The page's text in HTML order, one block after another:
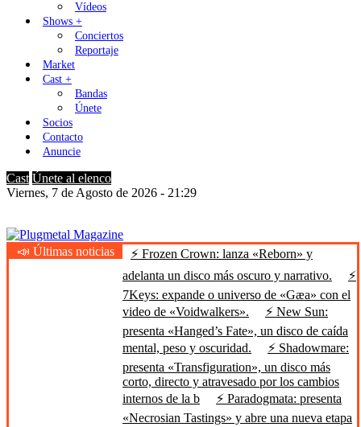
Vídeos
Shows +
Conciertos
Reportaje
Market
Cast +
Bandas
Únete
Socios
Contacto
Anuncie
Cast Únete al elenco
Viernes, 7 de Agosto de 2026 - 21:29
Plugmetal Magazine
Heavy Metal is Life
📣 Últimas noticias
⚡ Frozen Crown: lanza «Reborn» y
adelanta un disco más oscuro y narrativo.
⚡
7Keys: expande o universo de «Gæa» con el
video de «Voidwalkers».
⚡ New Sun:
presenta «Hanged’s Fate», un disco de caída
mental, peso y oscuridad.
⚡ Shadowmare:
presenta «Transfiguration», un disco más
corto, directo y atravesado por los cambios
internos de la b
⚡ Paradogmata: presenta
«Necrosian Tastings» y abre una nueva etapa